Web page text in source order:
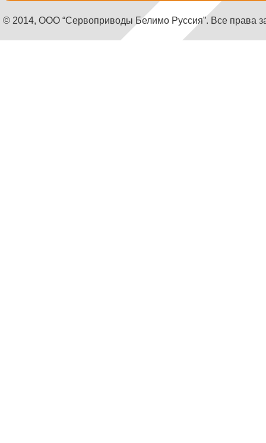
© 2014, ООО “Сервоприводы Белимо Руссия”. Все права